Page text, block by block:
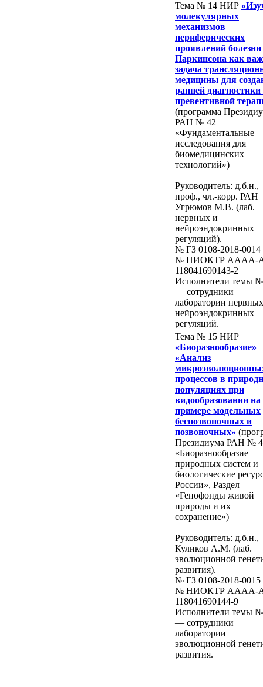
Тема № 14 НИР
молекулярных
механизмов
периферических
проявлений болезни
Паркинсона как
задача
медицины для
ранней диагностики
превентивной
(программа
РАН № 42
«Фундаментальные
исследования для
биомедицинских
технологий»)
Руководитель: д.б.н.,
проф., чл.-корр. РАН
Угрюмов М.В. (лаб.
нервных и
нейроэндокринных
регуляций).
№ ГЗ 0108-2018-0014
№ НИОКТР AAAA-
118041690143-2
Исполнители темы
— сотрудники
лаборатории
нейроэндокринных
регуляций.
Тема № 15 НИР
«Биоразнообразие»
«Анализ
процессов в
популяциях при
видообразовании на
примере модельных
беспозвоночных и
позвоночных»
Президиума РАН №
«Биоразнообразие
природных систем и
биологические
России», Раздел
«Генофонды живой
природы и их
сохранение»)
Руководитель: д.б.н.,
Куликов А.М. (лаб.
эволюционной
развития).
№ ГЗ 0108-2018-0015
№ НИОКТР AAAA-
118041690144-9
Исполнители темы
— сотрудники
лаборатории
эволюционной
развития.